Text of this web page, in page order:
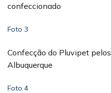
confeccionado
Foto 3
Confecção do Pluvipet
Albuquerque
Foto 4